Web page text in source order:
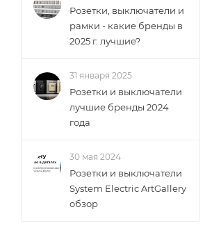
Розетки, выключатели и
рамки - какие бренды в
2025 г. лучшие?
31 января 2025
Розетки и выключатели
лучшие бренды 2024
года
30 мая 2024
Розетки и выключатели
System Electric ArtGallery
обзор